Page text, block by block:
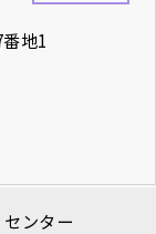
地1
ンター